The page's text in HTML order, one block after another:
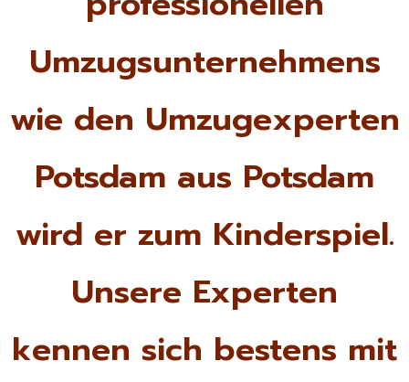
Umzugsunternehmens
wie den Umzugexperten
Potsdam aus Potsdam
wird er zum Kinderspiel.
Unsere Experten
kennen sich bestens mit